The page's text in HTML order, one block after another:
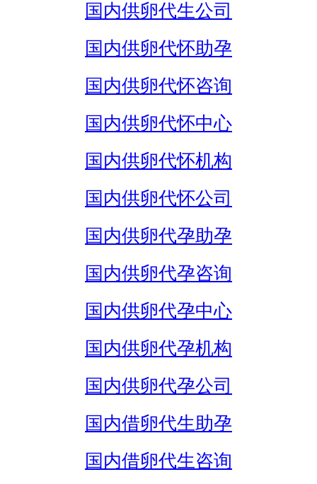
国内供卵代生公司
国内供卵代怀助孕
国内供卵代怀咨询
国内供卵代怀中心
国内供卵代怀机构
国内供卵代怀公司
国内供卵代孕助孕
国内供卵代孕咨询
国内供卵代孕中心
国内供卵代孕机构
国内供卵代孕公司
国内借卵代生助孕
国内借卵代生咨询